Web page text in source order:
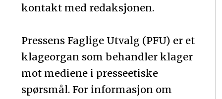
kontakt med redaksjonen.
Pressens Faglige Utvalg (PFU) er et
klageorgan som behandler klager
mot mediene i presseetiske
spørsmål. For informasjon om